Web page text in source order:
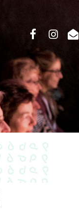
facebookinstagram
email